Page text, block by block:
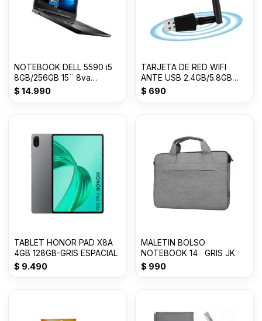
NOTEBOOK DELL 5590 i5
8GB/256GB 15¨ 8va
GENERACION
$ 14.990
TARJETA DE RED WIFI
ANTE USB 2.4GB/5.8GB
600M
$ 690
TABLET HONOR PAD X8A
4GB 128GB-GRIS ESPACIAL
$ 9.490
MALETIN BOLSO
NOTEBOOK 14¨ GRIS JK
$ 990